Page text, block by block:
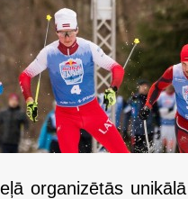
organizētās